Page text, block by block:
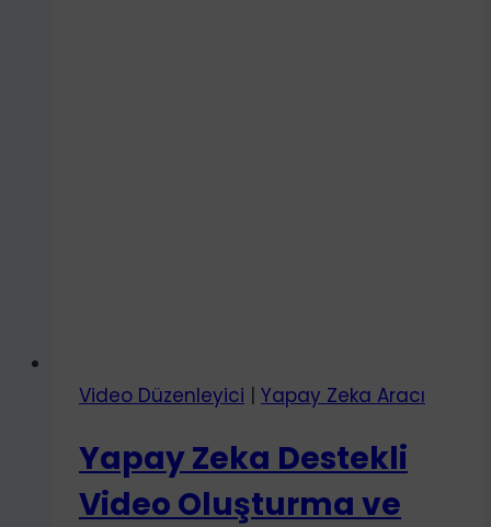
Video Düzenleyici | Yapay Zeka Aracı
Yapay Zeka Destekli
Video Oluşturma ve